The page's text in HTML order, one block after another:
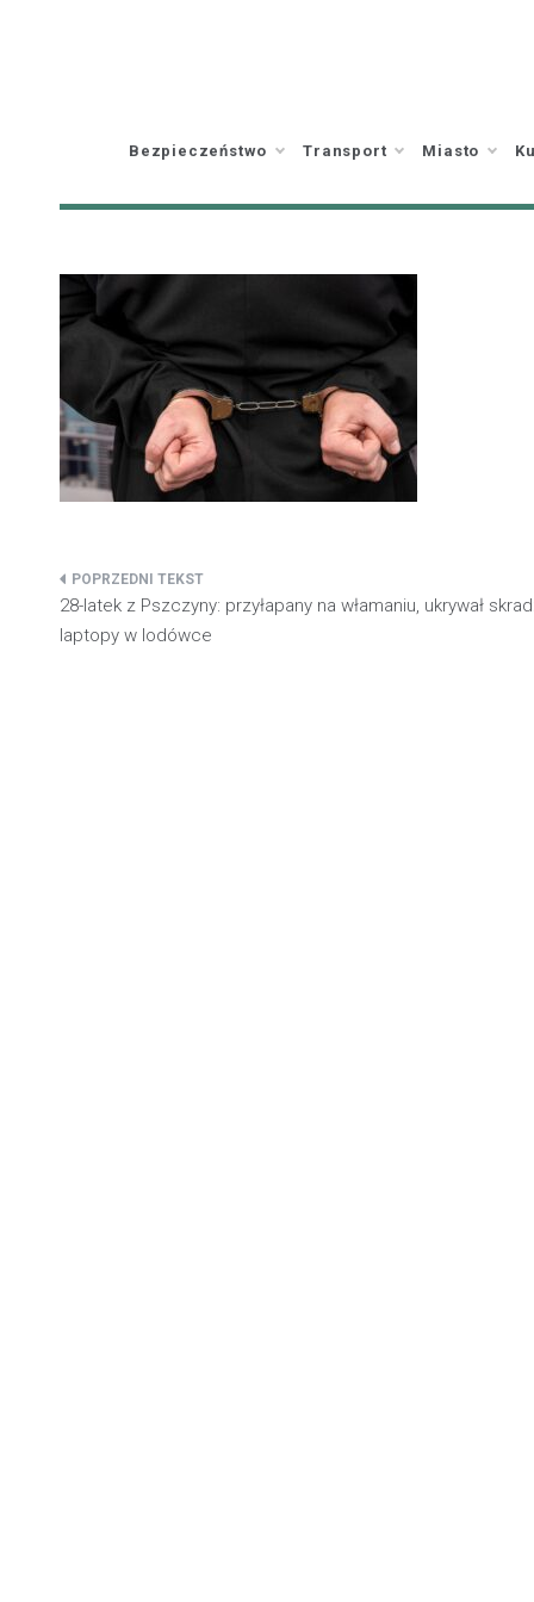
Bezpieczeństwo Transport Miasto
Nawigacja
wpisu
28-latek z Pszczyny: przyłapany na włamaniu, ukrywał
laptopy w lodówce